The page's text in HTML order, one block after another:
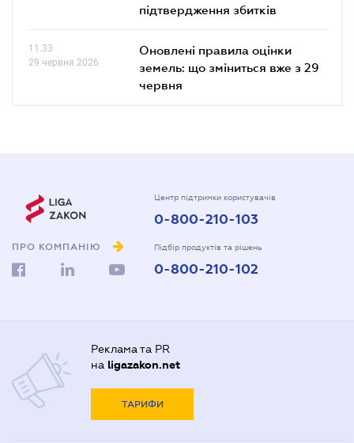
підтвердження збитків
11.33
29 червня 2026
Оновлені правила оцінки
земель: що зміниться вже з 29
червня
ПРО КОМПАНІЮ
Центр підтримки користувачів
0-800-210-103
Підбір продуктів та рішень
0-800-210-102
Реклама та PR
на ligazakon.net
ТАРИФИ